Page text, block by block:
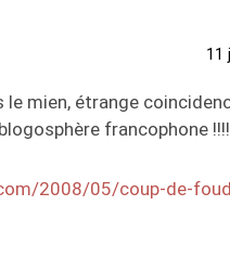
11
mien, étrange
francophone !!!!
2008/05/coup-de-